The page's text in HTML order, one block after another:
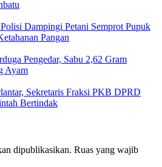
Dampingi Petani Semprot Pupuk
Pangan
Pengedar, Sabu 2,62 Gram
Ayam
Sekretaris Fraksi PKB DPRD
Bertindak
dipublikasikan. Ruas yang wajib